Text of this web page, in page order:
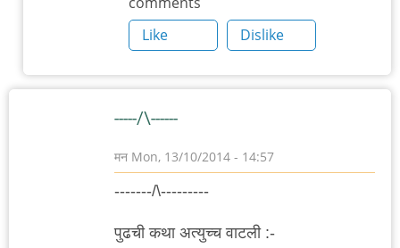
रमताराम
Like
Dislike
-----/\------
मन Mon, 13/10/2014 - 14:57
-------/\---------
पुढची कथा अत्युच्च वाटली :-